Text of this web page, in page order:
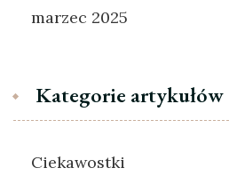
marzec 2025
Kategorie artykułów
Ciekawostki